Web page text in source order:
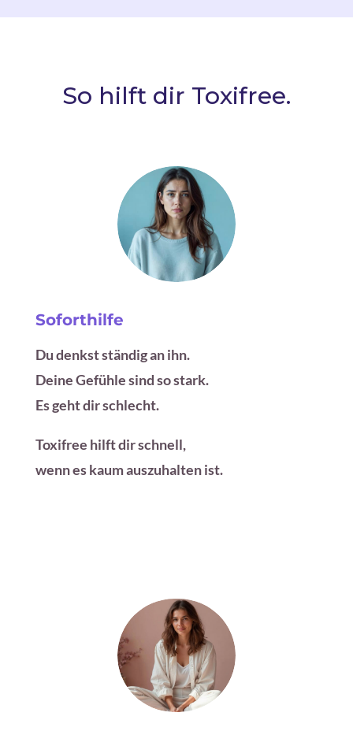
So hilft dir Toxifree.
Soforthilfe
Du denkst ständig an ihn.
Deine Gefühle sind so stark.
Es geht dir schlecht.
Toxifree hilft dir schnell,
wenn es kaum auszuhalten ist.